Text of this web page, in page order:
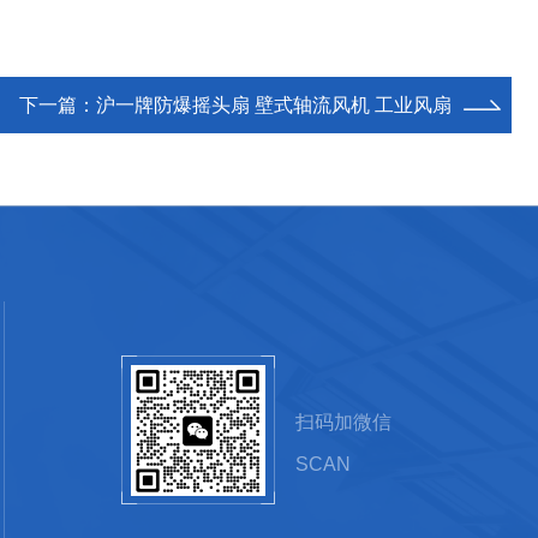
下一篇： 沪一牌防爆摇头扇 壁式轴流风机 工业风扇
扫码加微信
SCAN